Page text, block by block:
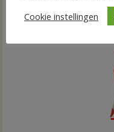
Cookie instellingen